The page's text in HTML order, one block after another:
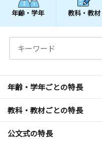
年齢・学年 教科・教材
年齢・学年ごとの特長
教科・教材ごとの特長
公文式の特長